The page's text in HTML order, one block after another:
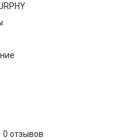
0 отзывов